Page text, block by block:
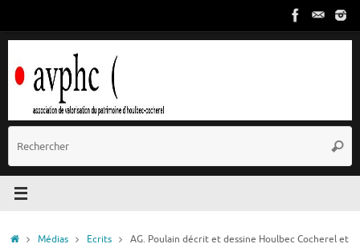
contenu
:
Accueil
Médias Ecrits
AG. Poulain décrit et dessine Houlbec Cocherel et